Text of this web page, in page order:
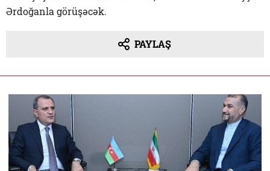
Ərdoğanla görüşəcək.
PAYLAŞ